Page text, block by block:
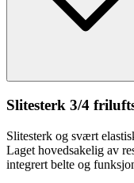
Slitesterk 3/4
Slitesterk og svært
Laget hovedsakelig av
integrert belte og